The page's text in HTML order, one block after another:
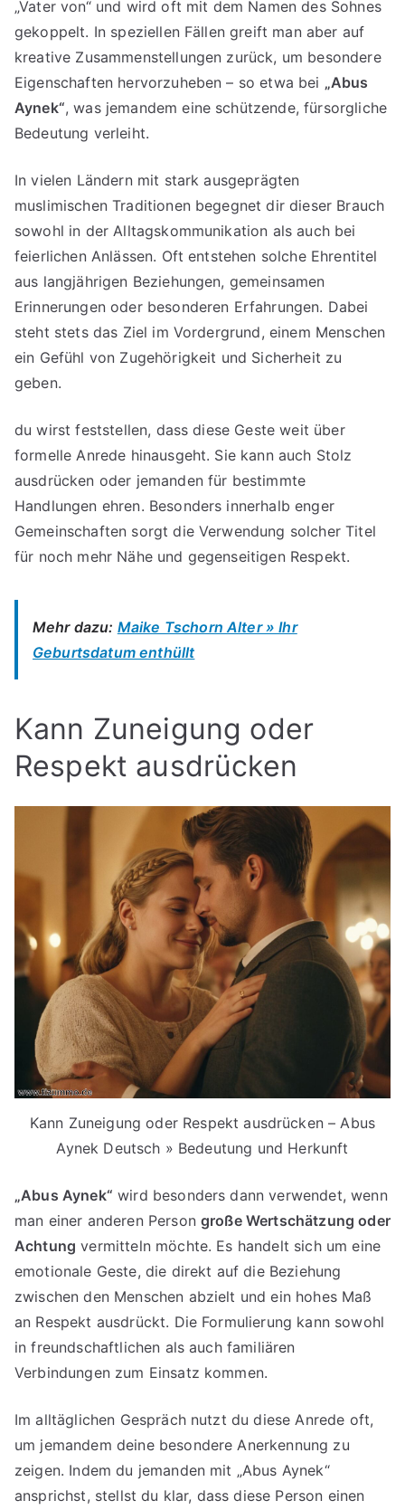
„Vater von“ und wird oft mit dem Namen des Sohnes
gekoppelt. In speziellen Fällen greift man aber auf
kreative Zusammenstellungen zurück, um besondere
Eigenschaften hervorzuheben – so etwa bei „Abus
Aynek“, was jemandem eine schützende, fürsorgliche
Bedeutung verleiht.
In vielen Ländern mit stark ausgeprägten
muslimischen Traditionen begegnet dir dieser Brauch
sowohl in der Alltagskommunikation als auch bei
feierlichen Anlässen. Oft entstehen solche Ehrentitel
aus langjährigen Beziehungen, gemeinsamen
Erinnerungen oder besonderen Erfahrungen. Dabei
steht stets das Ziel im Vordergrund, einem Menschen
ein Gefühl von Zugehörigkeit und Sicherheit zu
geben.
du wirst feststellen, dass diese Geste weit über
formelle Anrede hinausgeht. Sie kann auch Stolz
ausdrücken oder jemanden für bestimmte
Handlungen ehren. Besonders innerhalb enger
Gemeinschaften sorgt die Verwendung solcher Titel
für noch mehr Nähe und gegenseitigen Respekt.
Mehr dazu: Maike Tschorn Alter » Ihr
Geburtsdatum enthüllt
Kann Zuneigung oder
Respekt ausdrücken
Kann Zuneigung oder Respekt ausdrücken – Abus
Aynek Deutsch » Bedeutung und Herkunft
„Abus Aynek“ wird besonders dann verwendet, wenn
man einer anderen Persongroße Wertschätzung oder
Achtung vermitteln möchte. Es handelt sich um eine
emotionale Geste, die direkt auf die Beziehung
zwischen den Menschen abzielt und ein hohes Maß
an Respekt ausdrückt. Die Formulierung kann sowohl
in freundschaftlichen als auch familiären
Verbindungen zum Einsatz kommen.
Im alltäglichen Gespräch nutzt du diese Anrede oft,
um jemandem deine besondere Anerkennung zu
zeigen. Indem du jemanden mit „Abus Aynek“
ansprichst, stellst du klar, dass diese Person einen